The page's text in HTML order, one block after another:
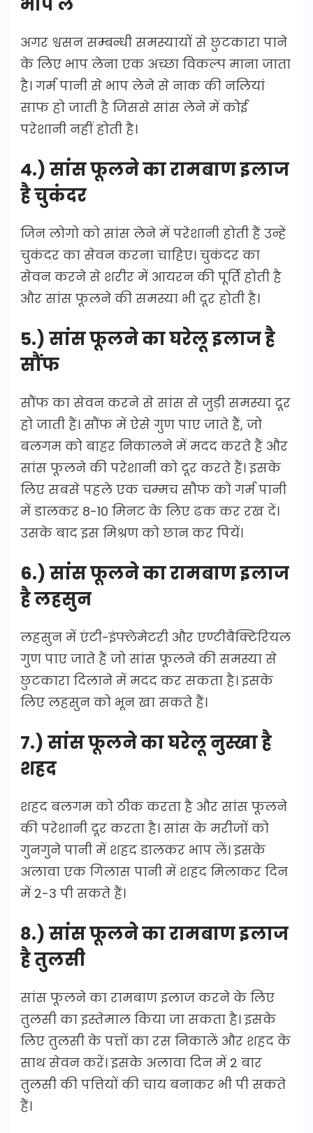
अगर श्वसन सम्बन्धी समस्यायों से छुटकारा पाने
के लिए भाप लेना एक अच्छा विकल्प माना जाता
है। गर्म पानी से भाप लेने से नाक की नलियां
साफ हो जाती है जिससे सांस लेने में कोई
परेशानी नहीं होती है।
4.) सांस फूलने का रामबाण इलाज
है चुकंदर
जिन लोगो को सांस लेने में परेशानी होती हैं उन्हें
चुकंदर का सेवन करना चाहिए। चुकंदर का
सेवन करने से शरीर में आयरन की पूर्ति होती है
और सांस फूलने की समस्या भी दूर होती है।
5.) सांस फूलने का घरेलू इलाज है
सौंफ
सौंफ का सेवन करने से सांस से जुड़ी समस्या दूर
हो जाती हैं। सौंफ में ऐसे गुण पाए जाते हैं, जो
बलगम को बाहर निकालने में मदद करते हैं और
सांस फूलने की परेशानी को दूर करते हैं। इसके
लिए सबसे पहले एक चम्मच सौफ को गर्म पानी
में डालकर 8-10 मिनट के लिए ढक कर रख दें।
उसके बाद इस मिश्रण को छान कर पियें।
6.) सांस फूलने का रामबाण इलाज
है लहसुन
लहसुन में एंटी-इंफ्लेमेटरी और एण्टीबैक्टिरियल
गुण पाए जाते हैं जो सांस फूलने की समस्या से
छुटकारा दिलाने में मदद कर सकता है। इसके
लिए लहसुन को भून खा सकते हैं।
7.) सांस फूलने का घरेलू नुस्खा है
शहद
शहद बलगम को ठीक करता है और सांस फूलने
की परेशानी दूर करता है। सांस के मरीजों को
गुनगुने पानी में शहद डालकर भाप लें। इसके
अलावा एक गिलास पानी में शहद मिलाकर दिन
में 2-3 पी सकते हैं।
8.) सांस फूलने का रामबाण इलाज
है तुलसी
सांस फूलने का रामबाण इलाज करने के लिए
तुलसी का इस्तेमाल किया जा सकता है। इसके
लिए तुलसी के पत्तों का रस निकालें और शहद के
साथ सेवन करें। इसके अलावा दिन में 2 बार
तुलसी की पत्तियों की चाय बनाकर भी पी सकते
हैं।